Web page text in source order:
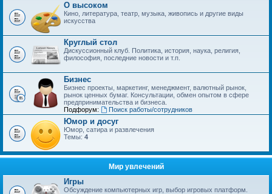
О высоком
Кино, литература, театр, музыка, живопись и другие виды
искусства
Круглый стол
Дискуссионный клуб. Политика, история, наука, религия,
философия, последние новости и т.п.
Бизнес
Бизнес проекты, маркетинг, менеджмент, валютный рынок,
рынок ценных бумаг. Консультации, обмен опытом в сфере
предпринимательства и бизнеса.
Подфорум:
Поиск работы/сотрудников
Юмор и досуг
Юмор, сатира и развлечения
Темы: 4
Мир увлечений
Игры
Обсуждение компьютерных игр, выбор игровых платформ.